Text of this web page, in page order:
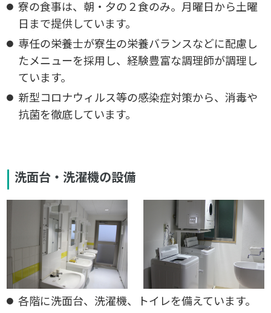
寮の食事は、朝・夕の２食のみ。月曜日から土曜
日まで提供しています。
専任の栄養士が寮生の栄養バランスなどに配慮し
たメニューを採用し、経験豊富な調理師が調理し
ています。
新型コロナウィルス等の感染症対策から、消毒や
抗菌を徹底しています。
洗面台・洗濯機の設備
各階に洗面台、洗濯機、トイレを備えています。